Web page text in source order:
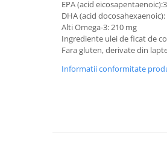
EPA (acid
DHA (acid
Alti Omega-3: 210 mg
Ingrediente ulei de ficat de
Fara gluten, derivate din
Informatii conformitate